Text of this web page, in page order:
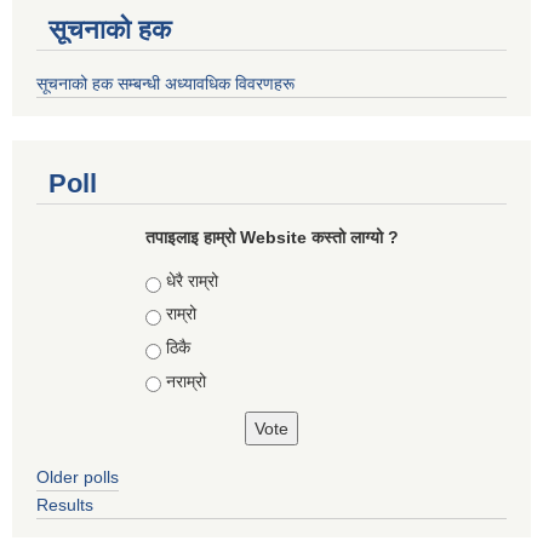
सूचनाको हक
सूचनाको हक सम्बन्धी अध्यावधिक विवरणहरू
Poll
तपाइलाइ हाम्रो Website कस्तो लाग्यो ?
Choices
धेरै राम्रो
राम्रो
ठिकै
नराम्रो
Older polls
Results